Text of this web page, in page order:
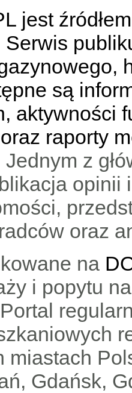
jest
są
aktywności
raporty
Jednym z
oraz
na
i popytu
miastach
Gdańsk,